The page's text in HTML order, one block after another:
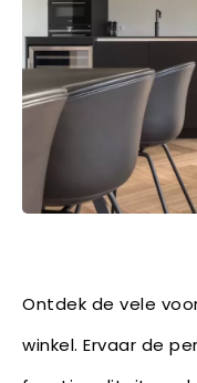
Ontdek de vele
winkel. Ervaar de